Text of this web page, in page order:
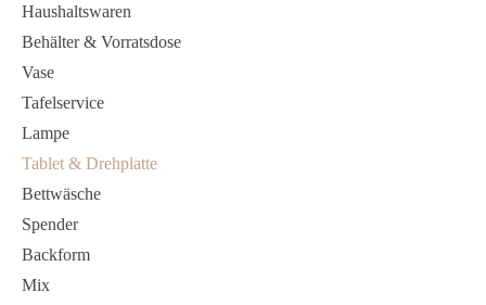
Haushaltswaren
Behälter & Vorratsdose
Vase
Tafelservice
Lampe
Tablet & Drehplatte
Bettwäsche
Spender
Backform
Mix